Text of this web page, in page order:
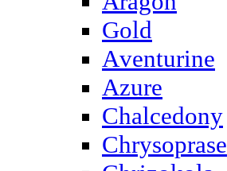
Gold
Аventurine
Azure
Chalcedony
Chrysoprase